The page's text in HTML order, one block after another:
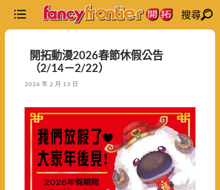
搜尋
開拓動漫2026春節休假公告
（2/14－2/22）
2026 年 2 月 13 日